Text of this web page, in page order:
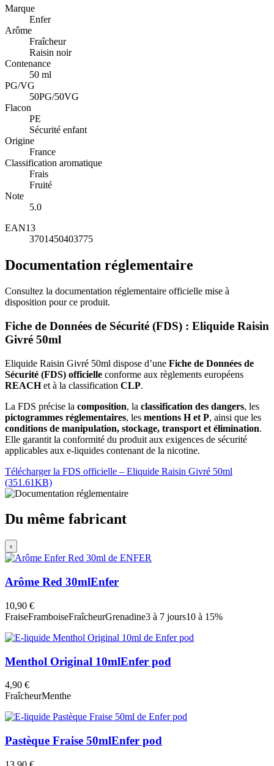
Marque
Enfer
Arôme
Fraîcheur
Raisin noir
Contenance
50 ml
PG/VG
50PG/50VG
Flacon
PE
Sécurité enfant
Origine
France
Classification aromatique
Frais
Fruité
Note
5.0
EAN13
3701450403775
Documentation réglementaire
Consultez la documentation réglementaire officielle mise à
disposition pour ce produit.
Fiche de Données de Sécurité (FDS) : Eliquide Raisin
Givré 50ml
Eliquide Raisin Givré 50ml dispose d’une Fiche de Données de
Sécurité (FDS) officielle conforme aux règlements européens
REACHet à la classification CLP.
La FDS précise la composition, la classification des dangers, les
pictogrammes réglementaires, les mentions H et P, ainsi que les
conditions de manipulation, stockage, transport et élimination.
Elle garantit la conformité du produit aux exigences de sécurité
applicables aux e-liquides contenant de la nicotine.
Télécharger la FDS officielle – Eliquide Raisin Givré 50ml
(351.61KB)
Du même fabricant
‹
Arôme Red 30mlEnfer
10,90 €
FraiseFramboiseFraîcheurGrenadine3 à 7 jours10 à 15%
Menthol Original 10mlEnfer pod
4,90 €
FraîcheurMenthe
Pastèque Fraise 50mlEnfer pod